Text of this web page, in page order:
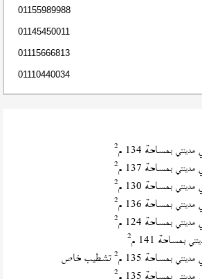
01155989988
01145450011
01115666813
01110440034
مدينتي بمساحة 134 م 2
مدينتي بمساحة 137 م 2
مدينتي بمساحة 130 م 2
مدينتي بمساحة 136 م 2
مدينتي بمساحة 124 م 2
بمساحة 141 م 2
مدينتي بمساحة 135 م 2تشطيب خاص
2